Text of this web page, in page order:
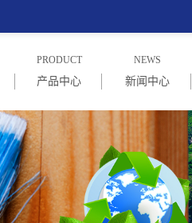
PRODUCT
产品中心
PU木器漆系列
PE木器漆系列
UV漆系列
NC漆系列
NEWS
新闻中心
企业新闻
行业新闻
常见问题